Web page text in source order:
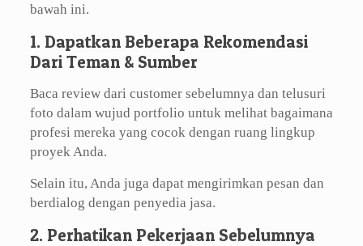
bawah ini.
1. Dapatkan Beberapa Rekomendasi
Dari Teman & Sumber
Baca review dari customer sebelumnya dan telusuri
foto dalam wujud portfolio untuk melihat bagaimana
profesi mereka yang cocok dengan ruang lingkup
proyek Anda.
Selain itu, Anda juga dapat mengirimkan pesan dan
berdialog dengan penyedia jasa.
2. Perhatikan Pekerjaan Sebelumnya